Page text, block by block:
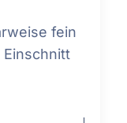
fein